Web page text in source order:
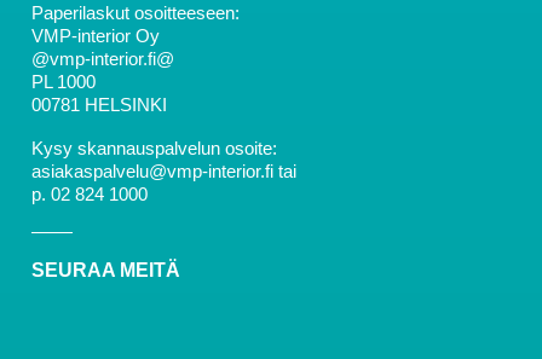
Paperilaskut osoitteeseen:
VMP-interior Oy
@vmp-interior.fi@
PL 1000
00781 HELSINKI
Kysy skannauspalvelun osoite:
asiakaspalvelu@vmp-interior.fi tai
p. 02 824 1000
SEURAA MEITÄ